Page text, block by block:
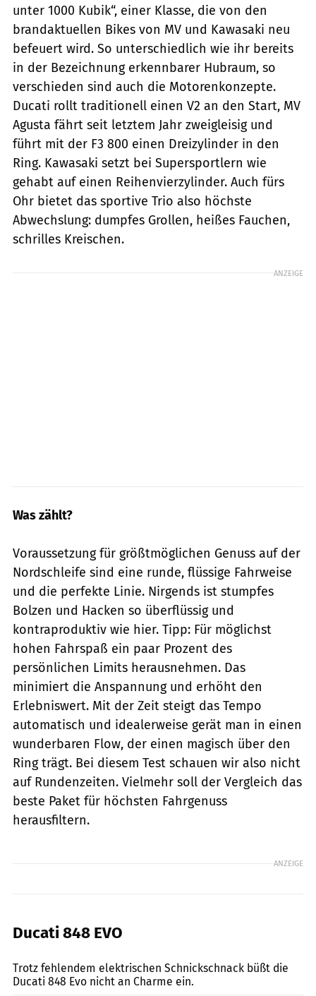
unter 1000 Kubik“, einer Klasse, die von den
brandaktuellen Bikes von MV und Kawasaki neu
befeuert wird. So unterschiedlich wie ihr bereits
in der Bezeichnung erkennbarer Hubraum, so
verschieden sind auch die Motorenkonzepte.
Ducati rollt traditionell einen V2 an den Start, MV
Agusta fährt seit letztem Jahr zweigleisig und
führt mit der F3 800 einen Dreizylinder in den
Ring. Kawasaki setzt bei Supersportlern wie
gehabt auf einen Reihenvierzylinder. Auch fürs
Ohr bietet das sportive Trio also höchste
Abwechslung: dumpfes Grollen, heißes Fauchen,
schrilles Kreischen.
ANZEIGE
Was zählt?
Voraussetzung für größtmöglichen Genuss auf der
Nordschleife sind eine runde, flüssige Fahrweise
und die perfekte Linie. Nirgends ist stumpfes
Bolzen und Hacken so überflüssig und
kontraproduktiv wie hier. Tipp: Für möglichst
hohen Fahrspaß ein paar Prozent des
persönlichen Limits herausnehmen. Das
minimiert die Anspannung und erhöht den
Erlebniswert. Mit der Zeit steigt das Tempo
automatisch und idealerweise gerät man in einen
wunderbaren Flow, der einen magisch über den
Ring trägt. Bei diesem Test schauen wir also nicht
auf Rundenzeiten. Vielmehr soll der Vergleich das
beste Paket für höchsten Fahrgenuss
herausfiltern.
ANZEIGE
Ducati 848 EVO
Trotz fehlendem elektrischen Schnickschnack büßt die
Ducati 848 Evo nicht an Charme ein.